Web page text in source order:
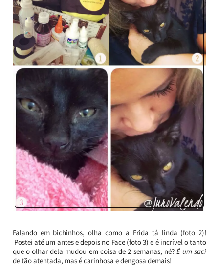
Falando em bichinhos, olha como a Frida tá linda (foto 2)!
Postei até um antes e depois no Face (foto 3) e é incrível o tanto
que o olhar dela mudou em coisa de 2 semanas, né?É um saci
de tão atentada, mas é carinhosa e dengosa demais!